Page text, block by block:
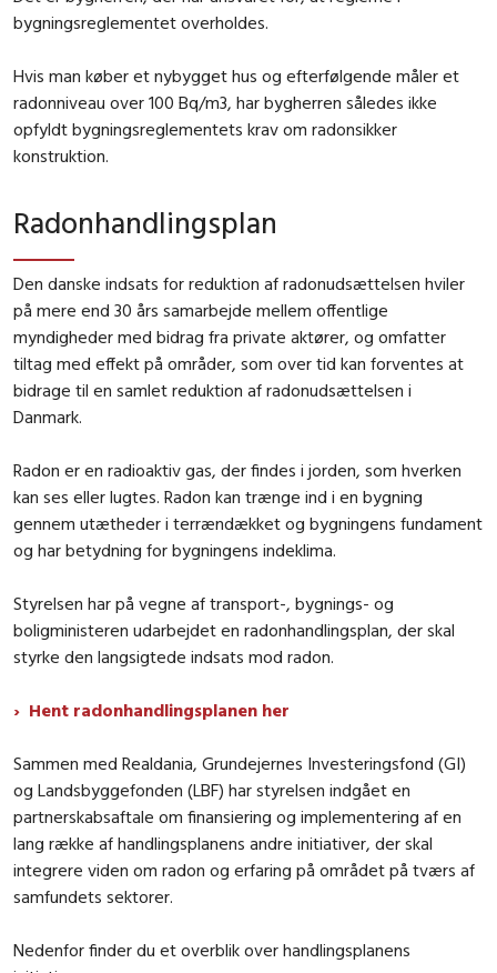
bygningsreglementet overholdes.
Hvis man køber et nybygget hus og efterfølgende måler et
radonniveau over 100 Bq/m3, har bygherren således ikke
opfyldt bygningsreglementets krav om radonsikker
konstruktion.
Radonhandlingsplan
Den danske indsats for reduktion af radonudsættelsen hviler
på mere end 30 års samarbejde mellem offentlige
myndigheder med bidrag fra private aktører, og omfatter
tiltag med effekt på områder, som over tid kan forventes at
bidrage til en samlet reduktion af radonudsættelsen i
Danmark.
Radon er en radioaktiv gas, der findes i jorden, som hverken
kan ses eller lugtes. Radon kan trænge ind i en bygning
gennem utætheder i terrændækket og bygningens fundament
og har betydning for bygningens indeklima.
Styrelsen har på vegne af transport-, bygnings- og
boligministeren udarbejdet en radonhandlingsplan, der skal
styrke den langsigtede indsats mod radon.
Hent radonhandlingsplanen her
Sammen med Realdania, Grundejernes Investeringsfond (GI)
og Landsbyggefonden (LBF) har styrelsen indgået en
partnerskabsaftale om finansiering og implementering af en
lang række af handlingsplanens andre initiativer, der skal
integrere viden om radon og erfaring på området på tværs af
samfundets sektorer.
Nedenfor finder du et overblik over handlingsplanens